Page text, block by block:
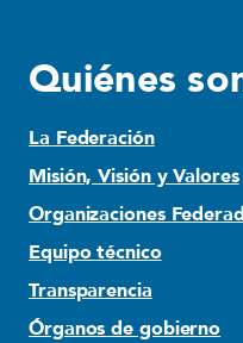
Quiénes
La Federación
Misión, Visión y Valores
Organizaciones
Equipo técnico
Transparencia
Órganos de gobierno